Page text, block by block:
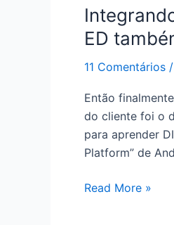
Parte
1:
Qual
versão
.NET?
ED
11 Comentários /
Então
do cliente foi o
para aprender
Platform” de
Integrando
Read More »